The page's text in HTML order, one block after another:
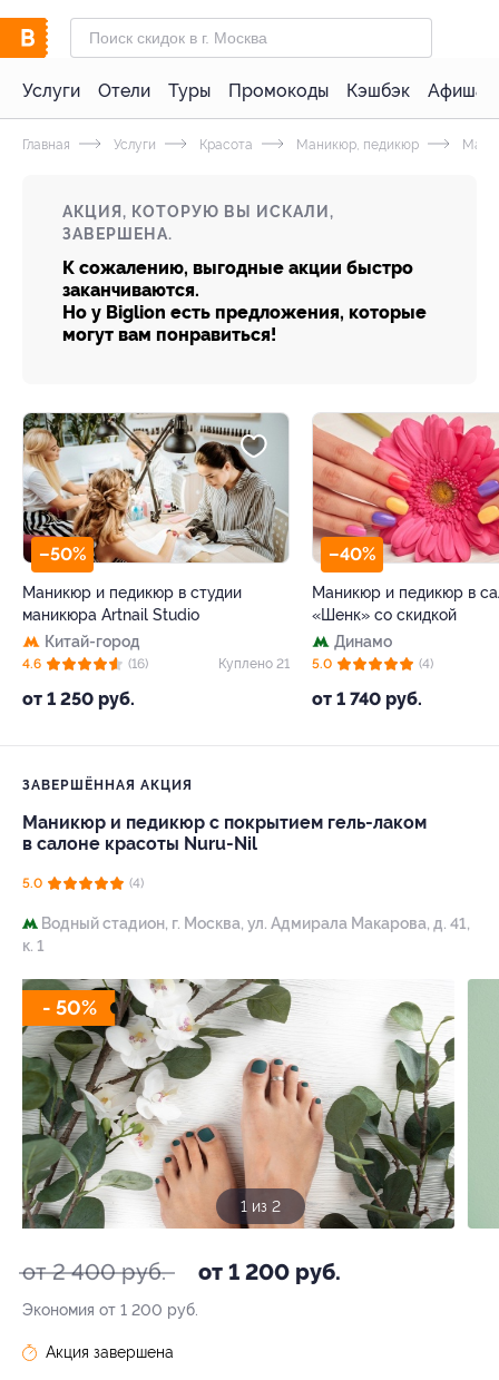
Услуги Отели Туры Промокоды Кэшбэк Афиша
Главная Услуги Красота Маникюр, педикюр
АКЦИЯ, КОТОРУЮ ВЫ ИСКАЛИ,
ЗАВЕРШЕНА.
К сожалению, выгодные акции быстро
заканчиваются.
Но у Biglion есть предложения, которые
могут вам понравиться!
–50%
Маникюр и педикюр в студии
маникюра Artnail Studio
Китай-город
от 1 250 руб.
4.6 (16) Куплено 21
–40%
Маникюр и педикюр в
«Шенк» со скидкой
Динамо
от 1 740 руб.
5.0 (4)
ЗАВЕРШЁННАЯ АКЦИЯ
Маникюр и педикюр с покрытием гель-лаком
в салоне красоты Nuru-Nil
5.0 (4)
Водный стадион, г. Москва, ул. Адмирала Макарова, д. 41,
к. 1
- 50%
1 из 2
от 2 400 руб. от 1 200 руб.
Экономия от 1 200 руб.
Акция завершена